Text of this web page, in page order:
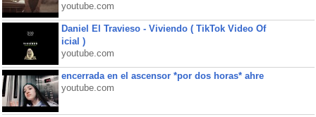
youtube.com
Daniel El Travieso - Viviendo ( TikTok Video Of
icial )
youtube.com
encerrada en el ascensor *por dos horas* ahre
youtube.com